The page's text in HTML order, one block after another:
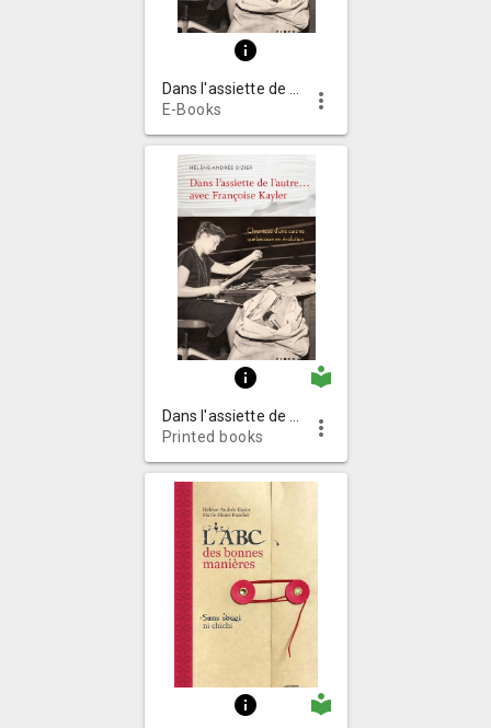
info
E-Books
more_vert
info local_library
Printed books
more_vert
info local_library